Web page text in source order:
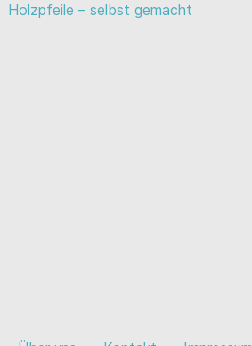
Holzpfeile – selbst gemacht